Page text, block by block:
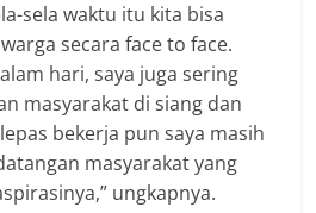
sela waktu itu kita bisa
secara face to face.
hari, saya juga sering
masyarakat di siang dan
bekerja pun saya masih
masyarakat yang
ungkapnya.